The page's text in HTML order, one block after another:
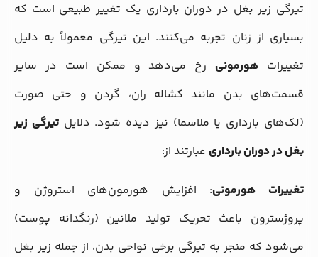
تیرگی زیر بغل در دوران بارداری یک تغییر طبیعی است که
بسیاری از زنان تجربه می‌کنند. این تیرگی معمولاً به دلیل
تغییرات هورمونی رخ می‌دهد و ممکن است در سایر
قسمت‌های بدن مانند کشاله ران، گردن و حتی صورت
(لک‌های بارداری یا ملاسما) نیز دیده شود. دلایلتیرگی زیر
بغل در دوران بارداری عبارتند از:
تغییرات هورمونی: افزایش هورمون‌های استروژن و
پروژسترون باعث تحریک تولید ملانین (رنگدانه پوست)
می‌شود که منجر به تیرگی برخی نواحی بدن، از جمله زیر بغل